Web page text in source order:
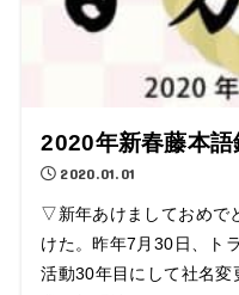
2020年新春藤本
2020.01.01
▽新年あけましておめで
けた。昨年7月30日、ト
活動30年目にして社名変